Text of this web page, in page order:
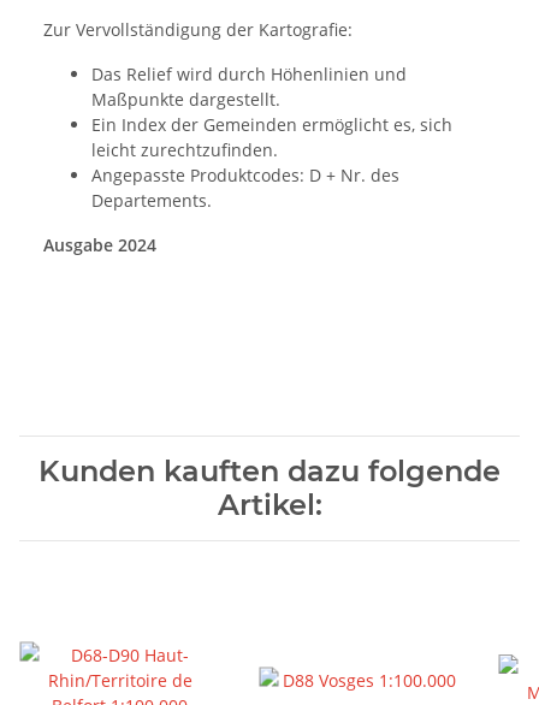
Zur Vervollständigung der Kartografie:
Das Relief wird durch Höhenlinien und
Maßpunkte dargestellt.
Ein Index der Gemeinden ermöglicht es, sich
leicht zurechtzufinden.
Angepasste Produktcodes: D + Nr. des
Departements.
Ausgabe 2024
Kunden kauften dazu folgende
Artikel: